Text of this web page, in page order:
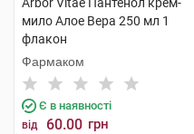
мило Алое Вера 250 мл 1
флакон
Фармаком
Є в наявності
від 60.00 грн